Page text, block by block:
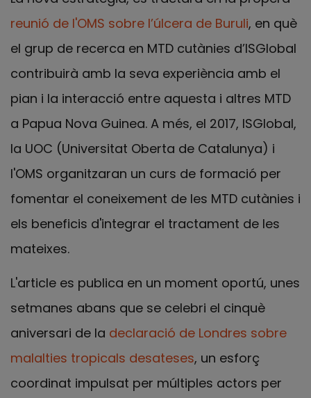
reunió de l'OMS sobre l’úlcera de Buruli, en què
el grup de recerca en MTD cutànies d’ISGlobal
contribuirà amb la seva experiència amb el
pian i la interacció entre aquesta i altres MTD
a Papua Nova Guinea. A més, el 2017, ISGlobal,
la UOC (Universitat Oberta de Catalunya) i
l'OMS organitzaran un curs de formació per
fomentar el coneixement de les MTD cutànies i
els beneficis d'integrar el tractament de les
mateixes.
L'article es publica en un moment oportú, unes
setmanes abans que se celebri el cinquè
aniversari de la declaració de Londres sobre
malalties tropicals desateses, un esforç
coordinat impulsat per múltiples actors per